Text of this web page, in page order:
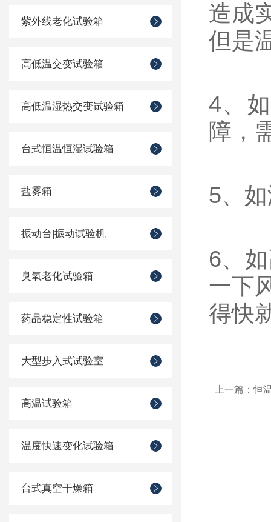
紫外线老化试验箱
高低温交变试验箱
高低温湿热交变试验箱
台式恒温恒湿试验箱
盐雾箱
振动台|振动试验机
臭氧老化试验箱
药品稳定性试验箱
大型步入式试验室
高温试验箱
温度快速变化试验箱
台式真空干燥箱
造成
但是
4、
障，
5、
6、
一下
得快
上一篇：恒